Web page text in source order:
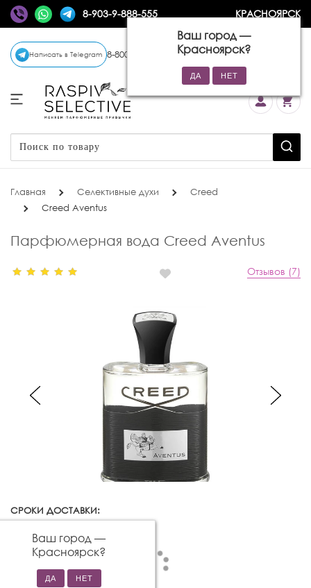
8-903-9-888-555 КРАСНОЯРСК
Ваш город —
Красноярск?
Написать в Telegram 8-800-770-72-34 (бесплатно)
Главная Селективные духи
Creed
Creed Aventus
Парфюмерная вода Creed Aventus
Отзывов (7)
СРОКИ ДОСТАВКИ:
Ваш город —
Красноярск?